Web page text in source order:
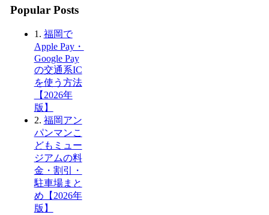
Popular Posts
1. 福岡で
Apple Pay・
Google Pay
の交通系IC
を使う方法
【2026年
版】
2. 福岡アン
パンマンこ
どもミュー
ジアムの料
金・割引・
駐車場まと
め【2026年
版】